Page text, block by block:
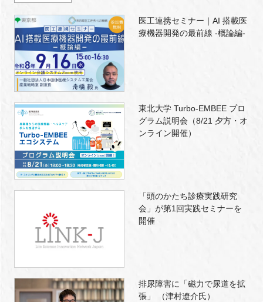
医工連携セミナー｜AI 搭載医
療機器開発の最前線 -概論編-
東北大学 Turbo-EMBEE プロ
グラム説明会（8/21 夕方・オ
ンライン開催）
「頭のかたち診療実践研究
会」が第1回実践セミナーを
開催
排尿障害に「磁力で尿道を拡
張」 （津村遼介氏）